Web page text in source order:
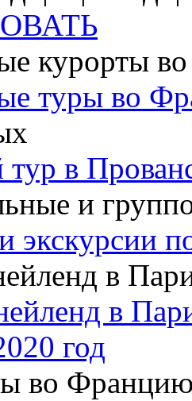
курорты
туры во
в
и
экскурсии
в
в
год
во